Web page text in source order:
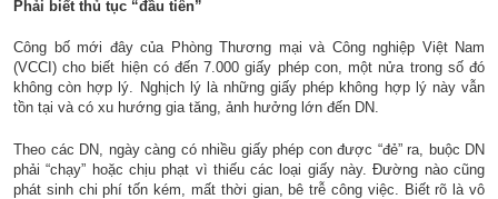
Phải biết thủ tục “đầu tiên”
Công bố mới đây của Phòng Thương mại và Công nghiệp Việt Nam
(VCCI) cho biết hiện có đến 7.000 giấy phép con, một nửa trong số đó
không còn hợp lý. Nghịch lý là những giấy phép không hợp lý này vẫn
tồn tại và có xu hướng gia tăng, ảnh hưởng lớn đến DN.
Theo các DN, ngày càng có nhiều giấy phép con được “đẻ” ra, buộc DN
phải “chạy” hoặc chịu phạt vì thiếu các loại giấy này. Đường nào cũng
phát sinh chi phí tốn kém, mất thời gian, bê trễ công việc. Biết rõ là vô